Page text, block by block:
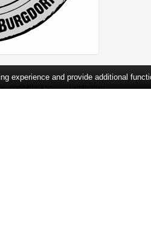
App Leistungen
experience and provide additional